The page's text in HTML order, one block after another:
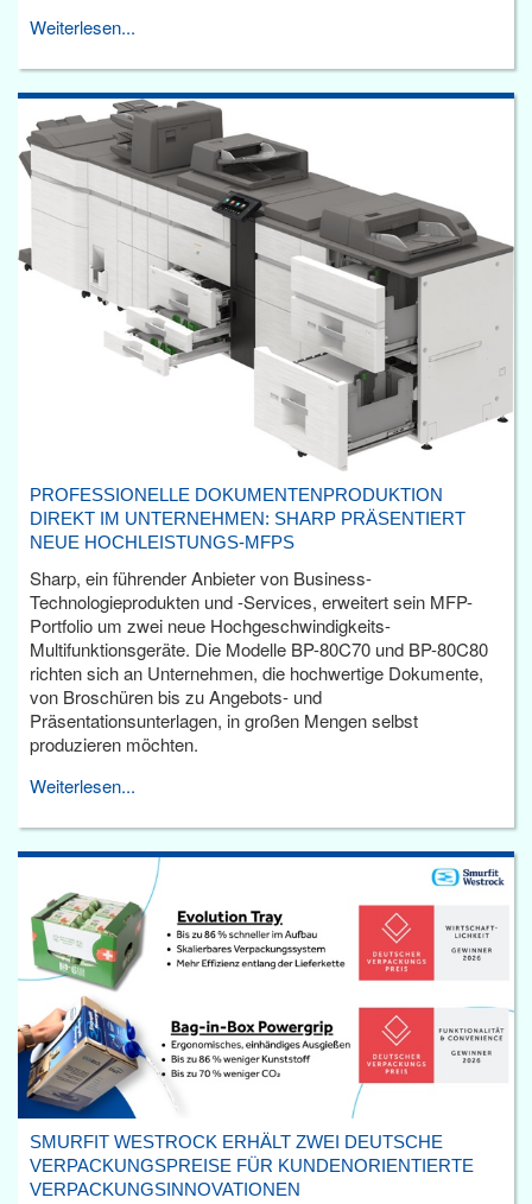
Weiterlesen...
PROFESSIONELLE DOKUMENTENPRODUKTION
DIREKT IM UNTERNEHMEN: SHARP PRÄSENTIERT
NEUE HOCHLEISTUNGS-MFPS
Sharp, ein führender Anbieter von Business-
Technologieprodukten und -Services, erweitert sein MFP-
Portfolio um zwei neue Hochgeschwindigkeits-
Multifunktionsgeräte. Die Modelle BP-80C70 und BP-80C80
richten sich an Unternehmen, die hochwertige Dokumente,
von Broschüren bis zu Angebots- und
Präsentationsunterlagen, in großen Mengen selbst
produzieren möchten.
Weiterlesen...
SMURFIT WESTROCK ERHÄLT ZWEI DEUTSCHE
VERPACKUNGSPREISE FÜR KUNDENORIENTIERTE
VERPACKUNGSINNOVATIONEN